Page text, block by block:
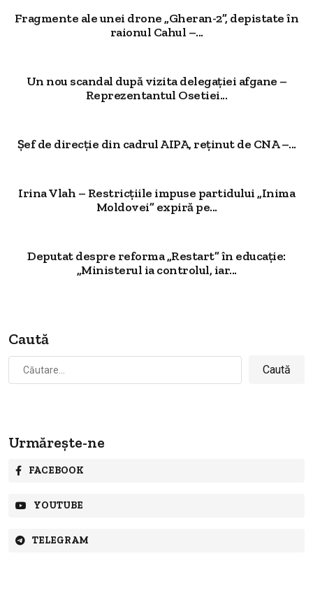
Fragmente ale unei drone „Gheran-2”, depistate în
raionul Cahul –...
Un nou scandal după vizita delegației afgane –
Reprezentantul Osetiei...
Șef de direcție din cadrul AIPA, reținut de CNA –...
Irina Vlah – Restricțiile impuse partidului „Inima
Moldovei” expiră pe...
Deputat despre reforma „Restart” în educație:
„Ministerul ia controlul, iar...
Caută
Caută
după:
Urmărește-ne
FACEBOOK
YOUTUBE
TELEGRAM